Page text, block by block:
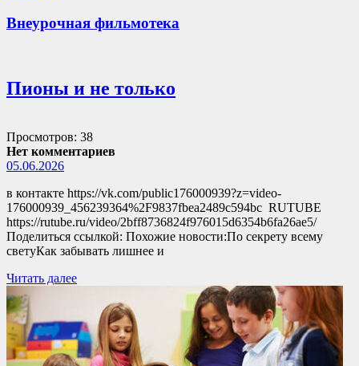
Внеурочная фильмотека
Пионы и не только
Просмотров: 38
Нет комментариев
05.06.2026
в контакте https://vk.com/public176000939?z=video-
176000939_456239364%2F9837fbea2489c594bc RUTUBE
https://rutube.ru/video/2bff8736824f976015d6354b6fa26ae5/
Поделиться ссылкой: Похожие новости:По секрету всему
светуКак забывать лишнее и
Читать далее